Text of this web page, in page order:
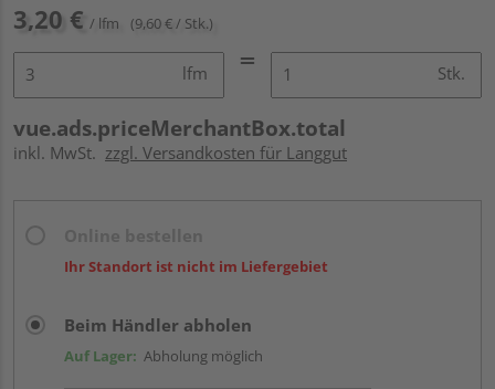
3,20 € / lfm (9,60 € / Stk.)
lfm Stk.
vue.ads.priceMerchantBox.total
inkl. MwSt. zzgl. Versandkosten für Langgut
Ihr Standort ist nicht im Liefergebiet
Beim Händler abholen
Auf Lager: Abholung möglich